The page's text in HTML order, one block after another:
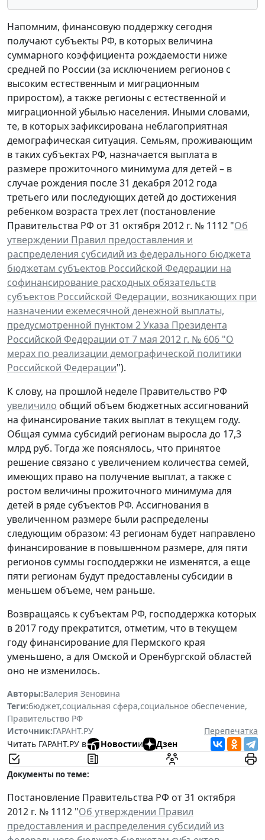
Напомним, финансовую поддержку сегодня
получают субъекты РФ, в которых величина
суммарного коэффициента рождаемости ниже
средней по России (за исключением регионов с
высоким естественным и миграционным
приростом), а также регионы с естественной и
миграционной убылью населения. Иными словами,
те, в которых зафиксирована неблагоприятная
демографическая ситуация. Семьям, проживающим
в таких субъектах РФ, назначается выплата в
размере прожиточного минимума для детей – в
случае рождения после 31 декабря 2012 года
третьего или последующих детей до достижения
ребенком возраста трех лет (постановление
Правительства РФ от 31 октября 2012 г. № 1112 "Об
утверждении Правил предоставления и
распределения субсидий из федерального бюджета
бюджетам субъектов Российской Федерации на
софинансирование расходных обязательств
субъектов Российской Федерации, возникающих при
назначении ежемесячной денежной выплаты,
предусмотренной пунктом 2 Указа Президента
Российской Федерации от 7 мая 2012 г. № 606 "О
мерах по реализации демографической политики
Российской Федерации").
К слову, на прошлой неделе Правительство РФ
увеличило общий объем бюджетных ассигнований
на финансирование таких выплат в текущем году.
Общая сумма субсидий регионам выросла до 17,3
млрд руб. Тогда же пояснялось, что принятое
решение связано с увеличением количества семей,
имеющих право на получение выплат, а также с
ростом величины прожиточного минимума для
детей в ряде субъектов РФ. Ассигнования в
увеличенном размере были распределены
следующим образом: 43 регионам будет направлено
финансирование в повышенном размере, для пяти
регионов суммы господдержки не изменятся, а еще
пяти регионам будут предоставлены субсидии в
меньшем объеме, чем раньше.
Возвращаясь к субъектам РФ, господдержка которых
в 2017 году прекратится, отметим, что в текущем
году финансирование для Пермского края
уменьшено, а для Омской и Оренбургской областей
оно не изменилось.
Авторы:Валерия Зеновина
Теги:бюджет,социальная сфера,социальное обеспечение,
Правительство РФ
Источник:ГАРАНТ.РУ
Перепечатка
Читать ГАРАНТ.РУ в
Новостии Дзен
Документы по теме:
Постановление Правительства РФ от 31 октября
2012 г. № 1112 "Об утверждении Правил
предоставления и распределения субсидий из